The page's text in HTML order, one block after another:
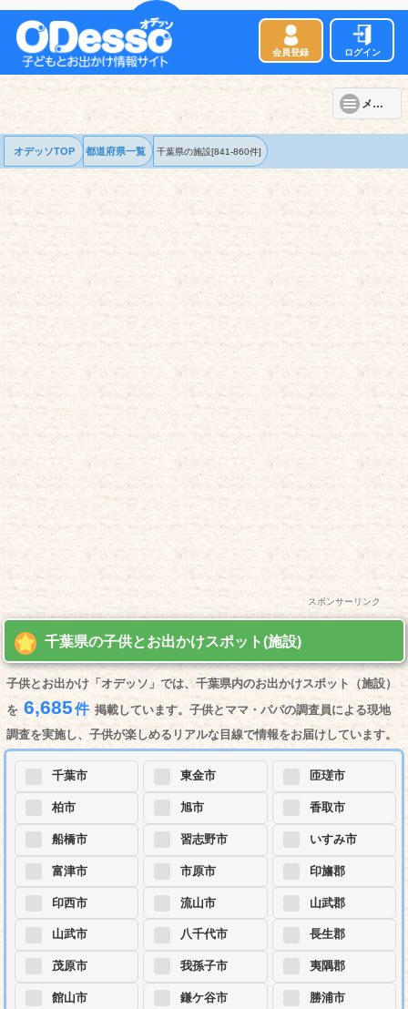
会員登録 ログイン
メニュー
オデッソTOP 都道府県一覧 千葉県の施設[841-860件]
スポンサーリンク
千葉県の子供とお出かけスポット(施設)
子供とお出かけ「オデッソ」では、千葉県内のお出かけスポット（施設）
を 6,685件 掲載しています。子供とママ・パパの調査員による現地
調査を実施し、子供が楽しめるリアルな目線で情報をお届けしています。
千葉市
柏市
船橋市
富津市
印西市
山武市
茂原市
館山市
東金市
旭市
習志野市
市原市
流山市
八千代市
我孫子市
鎌ケ谷市
匝瑳市
香取市
いすみ市
印旛郡
山武郡
長生郡
夷隅郡
勝浦市